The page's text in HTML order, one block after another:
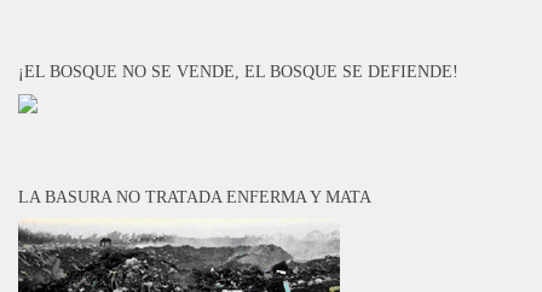
¡EL BOSQUE NO SE VENDE, EL BOSQUE SE DEFIENDE!
LA BASURA NO TRATADA ENFERMA Y MATA